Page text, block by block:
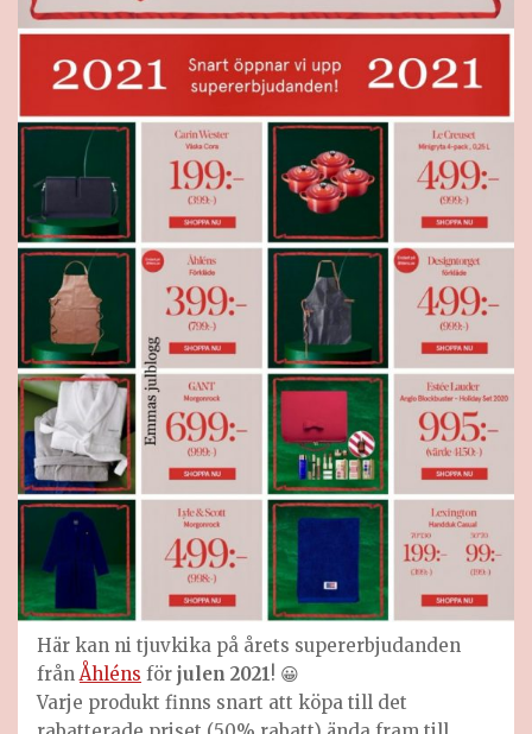
Här kan ni tjuvkika på årets supererbjudanden
frånÅhléns för julen 2021! 😀
Varje produkt finns snart att köpa till det